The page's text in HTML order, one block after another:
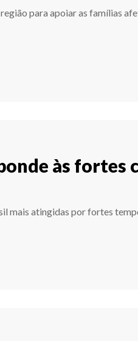
para apoiar as famílias
às fortes
mais atingidas por fortes